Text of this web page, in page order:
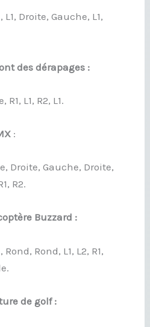
L1, Droite, Gauche, L1,
des dérapages :
L1, R2, L1.
:
Droite, Gauche, Droite,
R2.
Buzzard :
Rond, L1, L2, R1,
de golf :